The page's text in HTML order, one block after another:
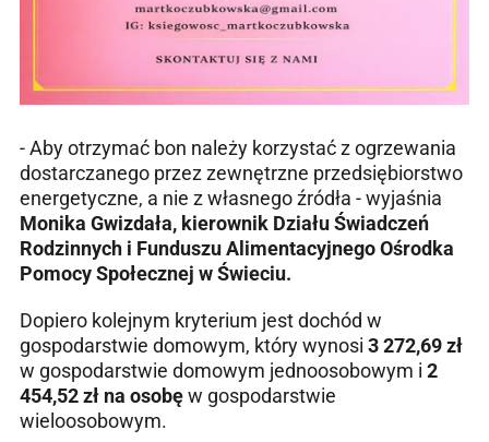
- Aby otrzymać bon należy korzystać z ogrzewania
dostarczanego przez zewnętrzne przedsiębiorstwo
energetyczne, a nie z własnego źródła - wyjaśnia
Monika Gwizdała, kierownik Działu Świadczeń
Rodzinnych i Funduszu Alimentacyjnego Ośrodka
Pomocy Społecznej w Świeciu.
Dopiero kolejnym kryterium jest dochód w
gospodarstwie domowym, który wynosi 3 272,69 zł
w gospodarstwie domowym jednoosobowym i 2
454,52 zł na osobęw gospodarstwie
wieloosobowym.